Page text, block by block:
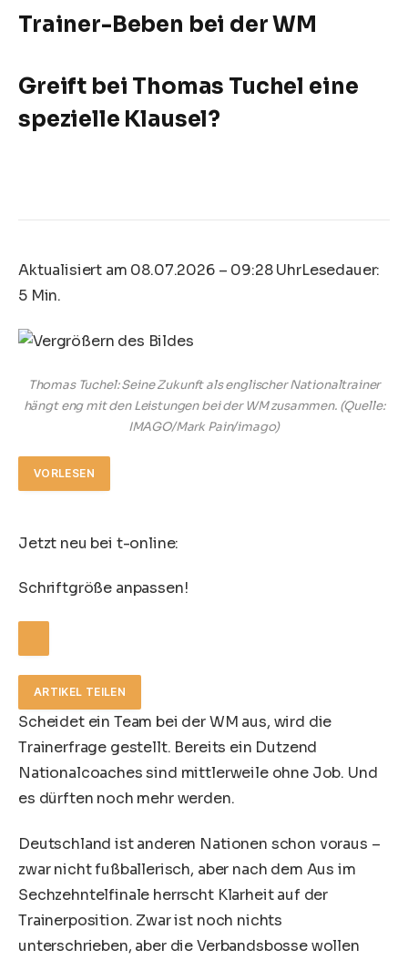
Trainer-Beben bei der WM
Greift bei Thomas Tuchel eine
spezielle Klausel?
Aktualisiert am 08.07.2026 – 09:28 UhrLesedauer:
5 Min.
Thomas Tuchel: Seine Zukunft als englischer Nationaltrainer
hängt eng mit den Leistungen bei der WM zusammen.(Quelle:
IMAGO/Mark Pain/imago)
VORLESEN
Jetzt neu bei t-online:
Schriftgröße anpassen!
ARTIKEL TEILEN
Scheidet ein Team bei der WM aus, wird die
Trainerfrage gestellt. Bereits ein Dutzend
Nationalcoaches sind mittlerweile ohne Job. Und
es dürften noch mehr werden.
Deutschland ist anderen Nationen schon voraus –
zwar nicht fußballerisch, aber nach dem Aus im
Sechzehntelfinale herrscht Klarheit auf der
Trainerposition. Zwar ist noch nichts
unterschrieben, aber die Verbandsbosse wollen